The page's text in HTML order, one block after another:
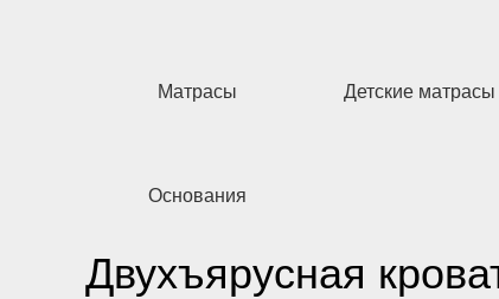
Матрасы Детские матрасы
Основания
Двухъярусная